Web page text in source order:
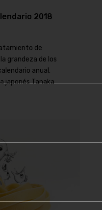
2018
de
grandeza de los
anual.
japonés Tanaka